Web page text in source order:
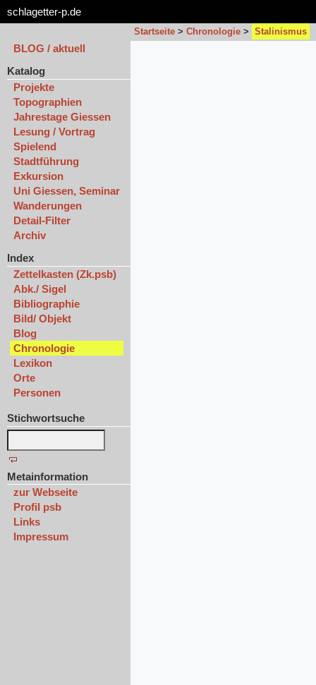
schlagetter-p.de
Startseite > Chronologie > Stalinismus
BLOG / aktuell
Katalog
Projekte
Topographien
Jahrestage Giessen
Lesung / Vortrag
Spielend
Stadtführung
Exkursion
Uni Giessen, Seminar
Wanderungen
Detail-Filter
Archiv
Index
Zettelkasten (Zk.psb)
Abk./ Sigel
Bibliographie
Bild/ Objekt
Blog
Chronologie
Lexikon
Orte
Personen
Stichwortsuche
Metainformation
zur Webseite
Profil psb
Links
Impressum